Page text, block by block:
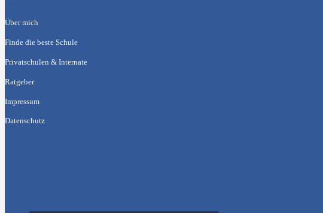
Über mich
Finde die beste Schule
Privatschulen & Internate
Ratgeber
Impressum
Datenschutz